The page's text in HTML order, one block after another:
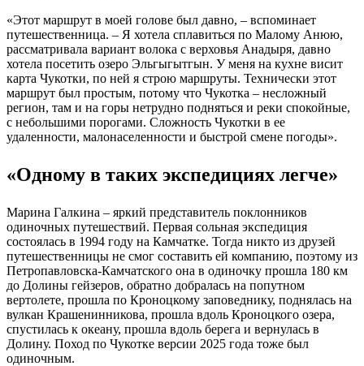
«Этот маршрут в моей голове был давно, – вспоминает
путешественница. – Я хотела сплавиться по Малому Анюю,
рассматривала вариант волока с верховья Анадыря, давно
хотела посетить озеро Эльгыгытгын. У меня на кухне висит
карта Чукотки, по ней я строю маршруты. Технически этот
маршрут был простым, потому что Чукотка – несложный
регион, там и на горы нетрудно подняться и реки спокойные,
с небольшими порогами. Сложность Чукотки в ее
удаленности, малонаселенности и быстрой смене погоды».
«Одному в таких экспедициях легче»
Марина Галкина – яркий представитель поклонников
одиночных путешествий. Первая сольная экспедиция
состоялась в 1994 году на Камчатке. Тогда никто из друзей
путешественницы не смог составить ей компанию, поэтому из
Петропавловска-Камчатского она в одиночку прошла 180 км
до Долины гейзеров, обратно добралась на попутном
вертолете, прошла по Кроноцкому заповеднику, поднялась на
вулкан Крашенинникова, прошла вдоль Кроноцкого озера,
спустилась к океану, прошла вдоль берега и вернулась в
Долину. Поход по Чукотке версии 2025 года тоже был
одиночным.